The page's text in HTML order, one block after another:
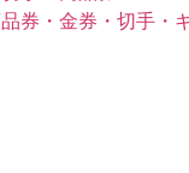
券・金券・切手・